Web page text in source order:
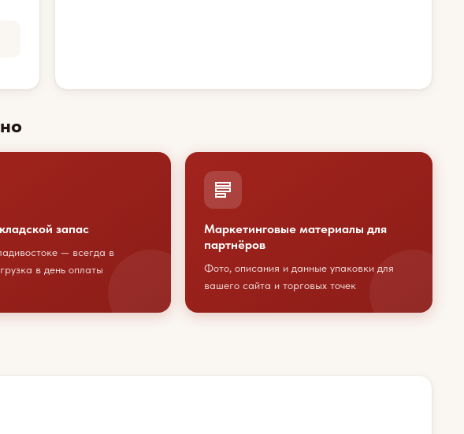
запас
— всегда в
в день оплаты
Маркетинговые материалы для
партнёров
Фото, описания и данные упаковки для
вашего сайта и торговых точек